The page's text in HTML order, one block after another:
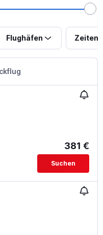
Flughäfen Zeiten
381 €
Suchen